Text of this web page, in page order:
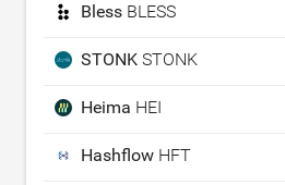
Bless BLESS
STONK STONK
Heima HEI
Hashflow HFT